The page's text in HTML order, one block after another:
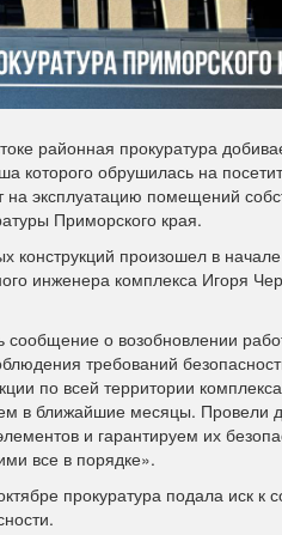
районная прокуратура
которого обрушилась на
эксплуатацию помещений
Приморского края.
произошел в
инженера комплекса Игоря
сообщение о возобновлении
требований
по всей территории
в ближайшие месяцы. Провели
и гарантируем их
все в порядке».
прокуратура подала иск к